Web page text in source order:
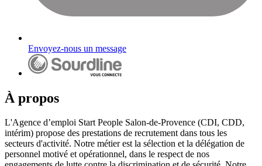
Envoyez-nous un message
À propos
L'Agence d’emploi Start People Salon-de-Provence (CDI, CDD,
intérim) propose des prestations de recrutement dans tous les
secteurs d'activité. Notre métier est la sélection et la délégation de
personnel motivé et opérationnel, dans le respect de nos